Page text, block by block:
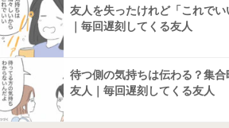
友人を失ったけれど「これで
｜毎回遅刻してくる友人
待つ側の気持ちは伝わる？集
友人｜毎回遅刻してくる友人